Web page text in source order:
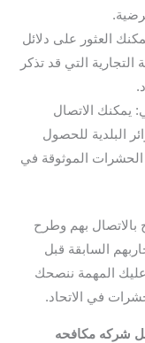
العثور على دلائل
التجارية التي قد تذكر
يمكنك الاتصال
البلدية للحصول
الموثوقة في
بالاتصال بهم وطرح
السابقة قبل
عليك المهمة ننصحك
في الاتحاد.
شركه مكافحه